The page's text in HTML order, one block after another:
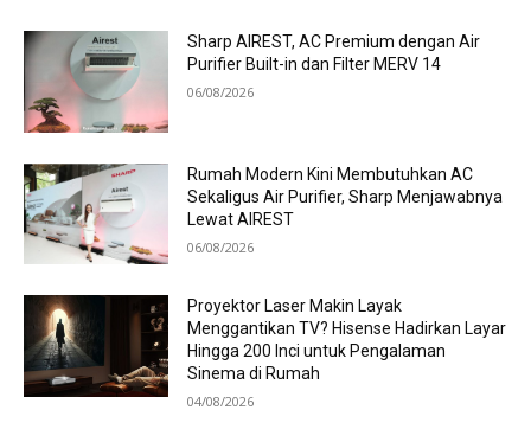
Sharp AIREST, AC Premium dengan Air
Purifier Built-in dan Filter MERV 14
06/08/2026
Rumah Modern Kini Membutuhkan AC
Sekaligus Air Purifier, Sharp Menjawabnya
Lewat AIREST
06/08/2026
Proyektor Laser Makin Layak
Menggantikan TV? Hisense Hadirkan Layar
Hingga 200 Inci untuk Pengalaman
Sinema di Rumah
04/08/2026